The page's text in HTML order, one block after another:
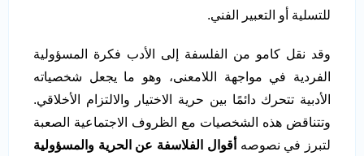
للتسلية أو التعبير الفني.
وقد نقل كامو من الفلسفة إلى الأدب فكرة المسؤولية
الفردية في مواجهة اللامعنى، وهو ما يجعل شخصياته
الأدبية تتحرك دائمًا بين حرية الاختيار والالتزام الأخلاقي.
وتتناقض هذه الشخصيات مع الظروف الاجتماعية الصعبة
لتبرز في نصوصه أقوال الفلاسفة عن الحرية والمسؤولية